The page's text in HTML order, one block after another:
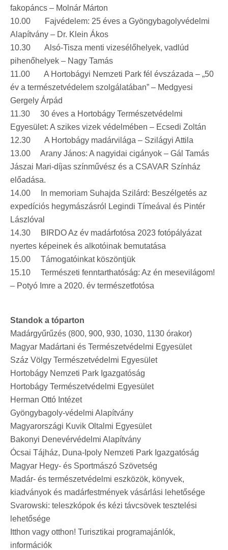
fakopáncs – Molnár Márton
10.00 Fajvédelem: 25 éves a Gyöngybagolyvédelmi
Alapítvány – Dr. Klein Ákos
10.30 Alsó-Tisza menti vizesélőhelyek, vadlúd
pihenőhelyek – Nagy Tamás
11.00 A Hortobágyi Nemzeti Park fél évszázada – „50
év a természetvédelem szolgálatában” – Medgyesi
Gergely Árpád
11.30 30 éves a Hortobágy Természetvédelmi
Egyesület: A szikes vizek védelmében – Ecsedi Zoltán
12.30 A Hortobágy madárvilága – Szilágyi Attila
13.00 Arany János: A nagyidai cigányok – Gál Tamás
Jászai Mari-díjas színművész és a CSAVAR Színház
előadása.
14.00 In memoriam Suhajda Szilárd: Beszélgetés az
expedíciós hegymászásról Legindi Tímeával és Pintér
Lászlóval
14.30 BIRDO Az év madárfotósa 2023 fotópályázat
nyertes képeinek és alkotóinak bemutatása
15.00 Támogatóinkat köszöntjük
15.10 Természeti fenntarthatóság: Az én mesevilágom!
– Potyó Imre a 2020. év természetfotósa
Standok a tóparton
Madárgyűrűzés (800, 900, 930, 1030, 1130 órakor)
Magyar Madártani és Természetvédelmi Egyesület
Száz Völgy Természetvédelmi Egyesület
Hortobágy Nemzeti Park Igazgatóság
Hortobágy Természetvédelmi Egyesület
Herman Ottó Intézet
Gyöngybagoly-védelmi Alapítvány
Magyarországi Kuvik Oltalmi Egyesület
Bakonyi Denevérvédelmi Alapítvány
Ócsai Tájház, Duna-Ipoly Nemzeti Park Igazgatóság
Magyar Hegy- és Sportmászó Szövetség
Madár- és természetvédelmi eszközök, könyvek,
kiadványok és madárfestmények vásárlási lehetősége
Svarowski: teleszkópok és kézi távcsövek tesztelési
lehetősége
Itthon vagy otthon! Turisztikai programajánlók,
információk